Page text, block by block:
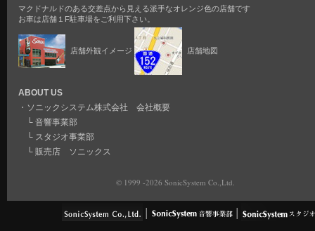
マクドナルドのある交差点から見える派手なオレンジ色の店舗です
お車は店舗１F駐車場をご利用下さい。
店舗外観イメージ 店舗地図
ABOUT US
・ ソニックシステム株式会社 会社概要
└ 音響事業部
└ スタジオ事業部
└ 販売店 ソニックス
© 1999 -2026 SonicSystem Co.,Ltd.